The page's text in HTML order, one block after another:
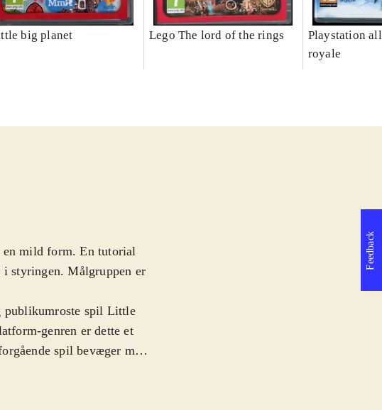
big planet Lego The lord of the rings
Playstation
royale
mild form. En tutorial
styringen. Målgruppen er
publikumroste spil Little
genren er dette et
spil bevæger man
skal skabe. Man designer
Feedback